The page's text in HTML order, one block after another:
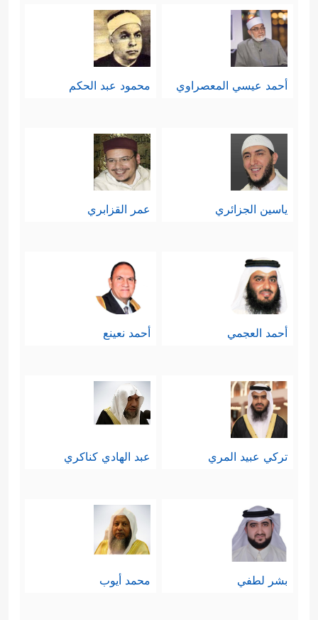
أحمد عيسي المعصراوي محمود عبد الحكم
ياسين الجزائري عمر القزابري
أحمد العجمي أحمد نعينع
تركي عبيد المري عبد الهادي كناكري
بشر لطفي محمد أيوب